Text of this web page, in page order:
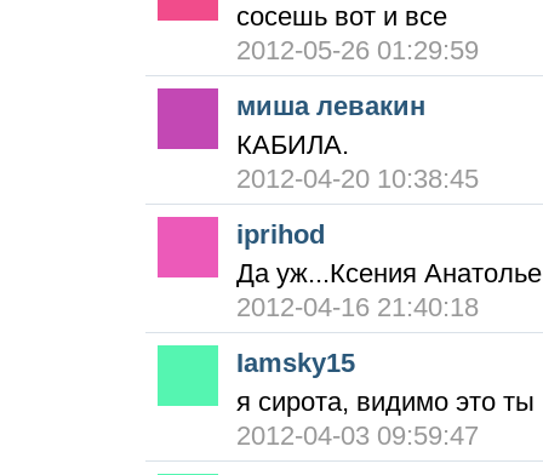
сосешь вот и все
2012-05-26 01:29:59
миша левакин
КАБИЛА.
2012-04-20 10:38:45
iprihod
Да уж...Ксения
2012-04-16 21:40:18
Iamsky15
я сирота, видимо это
2012-04-03 09:59:47